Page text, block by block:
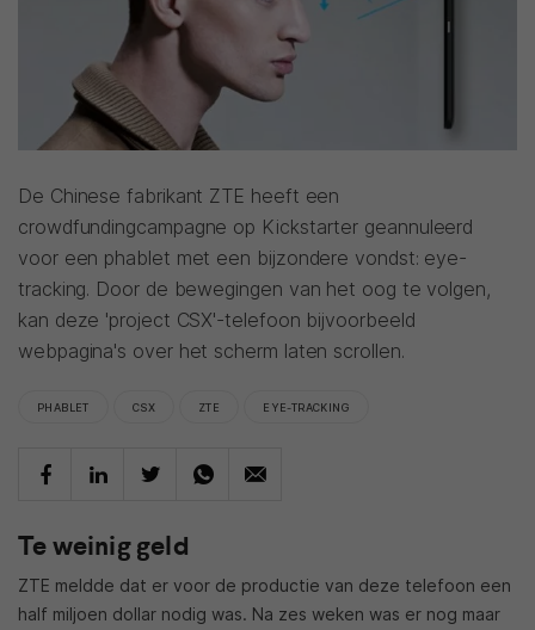
De Chinese fabrikant ZTE heeft een
crowdfundingcampagne op Kickstarter geannuleerd
voor een phablet met een bijzondere vondst: eye-
tracking. Door de bewegingen van het oog te volgen,
kan deze 'project CSX'-telefoon bijvoorbeeld
webpagina's over het scherm laten scrollen.
PHABLET CSX ZTE EYE-TRACKING
Te weinig geld
ZTE meldde dat er voor de productie van deze telefoon een
half miljoen dollar nodig was. Na zes weken was er nog maar